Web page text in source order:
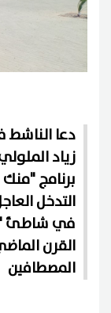
دعا
زياد
برنامج
التدخل
في شاطئ
القرن
المصطافين